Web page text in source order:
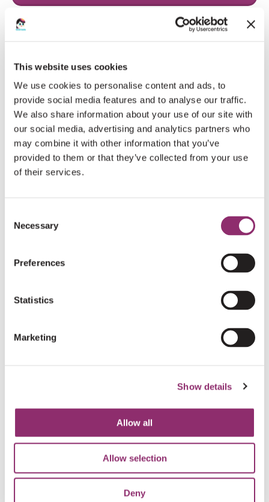
This website uses cookies
We use cookies to personalise content and ads, to
provide social media features and to analyse our traffic.
We also share information about your use of our site with
our social media, advertising and analytics partners who
may combine it with other information that you’ve
provided to them or that they’ve collected from your use
of their services.
Selection
Necessary
Preferences
Statistics
Marketing
Show details
Allow all
Allow selection
Deny
JOB SCHIPPER
Veel succes met je actie!! Go get 'm!
KELLY CAPITEIJNS
Top Kirsten dat je dit doet voor Sara.
Goed bezig schoonzusje! Hoop dat jullie weer een
Go for it!! Kan denk ik niet meedoen dus doe je best
AN KETTING €10